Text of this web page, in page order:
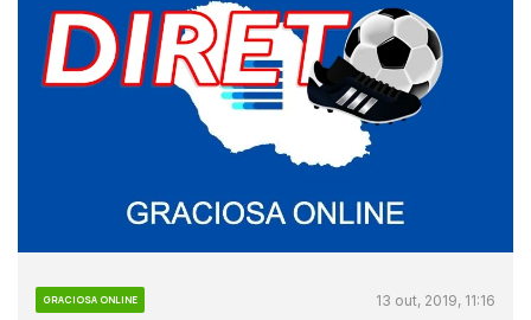
GRACIOSA ONLINE 13 out, 2019, 11:16